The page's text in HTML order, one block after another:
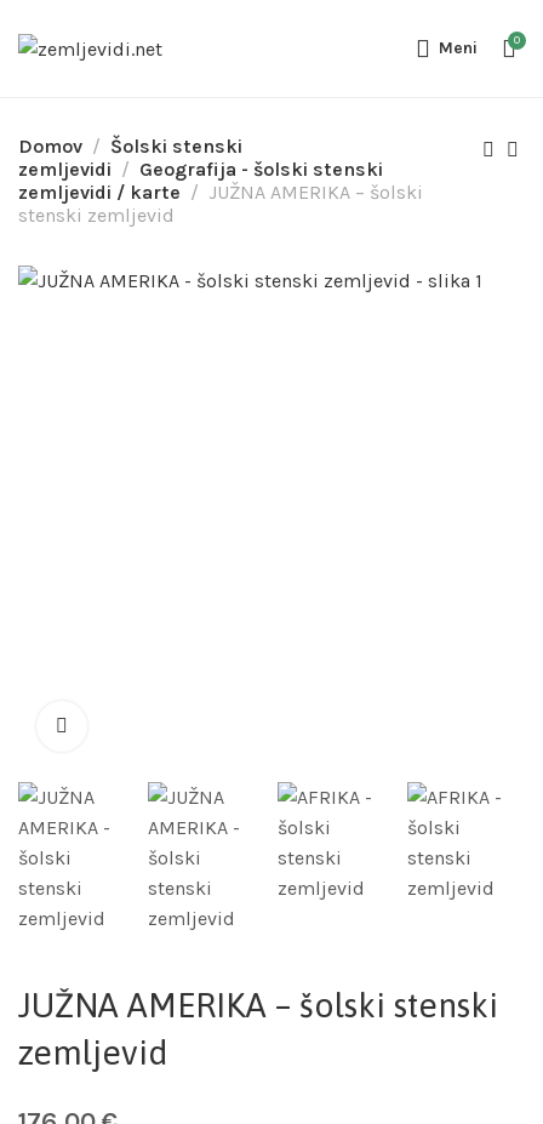
Meni 0
Domov
Šolski stenski
zemljevidi
Geografija - šolski stenski
zemljevidi / karte
JUŽNA AMERIKA – šolski
stenski zemljevid
JUŽNA AMERIKA – šolski stenski
zemljevid